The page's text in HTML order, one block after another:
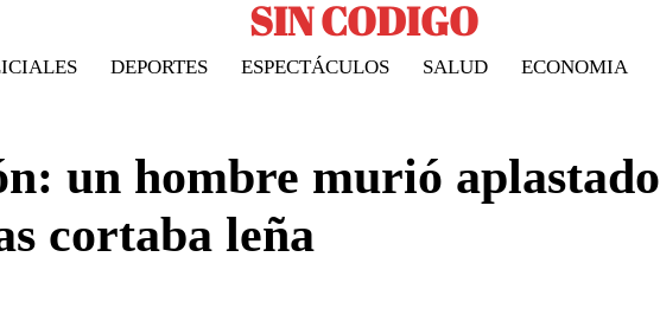
SIN CODIGO
DEPORTES ESPECTÁCULOS SALUD ECONOMIA
un hombre murió aplastado
cortaba leña